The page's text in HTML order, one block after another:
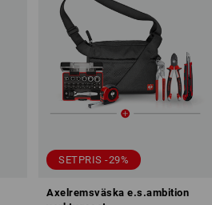
SETPRIS -29%
Axelremsväska e.s.ambition